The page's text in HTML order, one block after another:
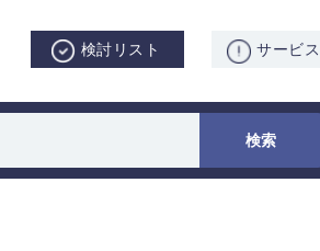
検討リスト サービ